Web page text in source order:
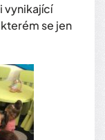
vynikající
se jen